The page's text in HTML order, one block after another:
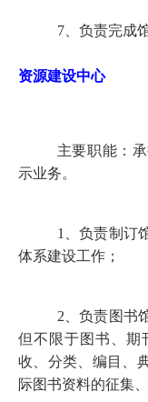
7、负责完成
资源建设中心
主要职能：
示业务。
1
、负责制订
体系建设工作；
2 、负责图书
但不限于图书、期
收、分类、编目、
际图书资料的征集